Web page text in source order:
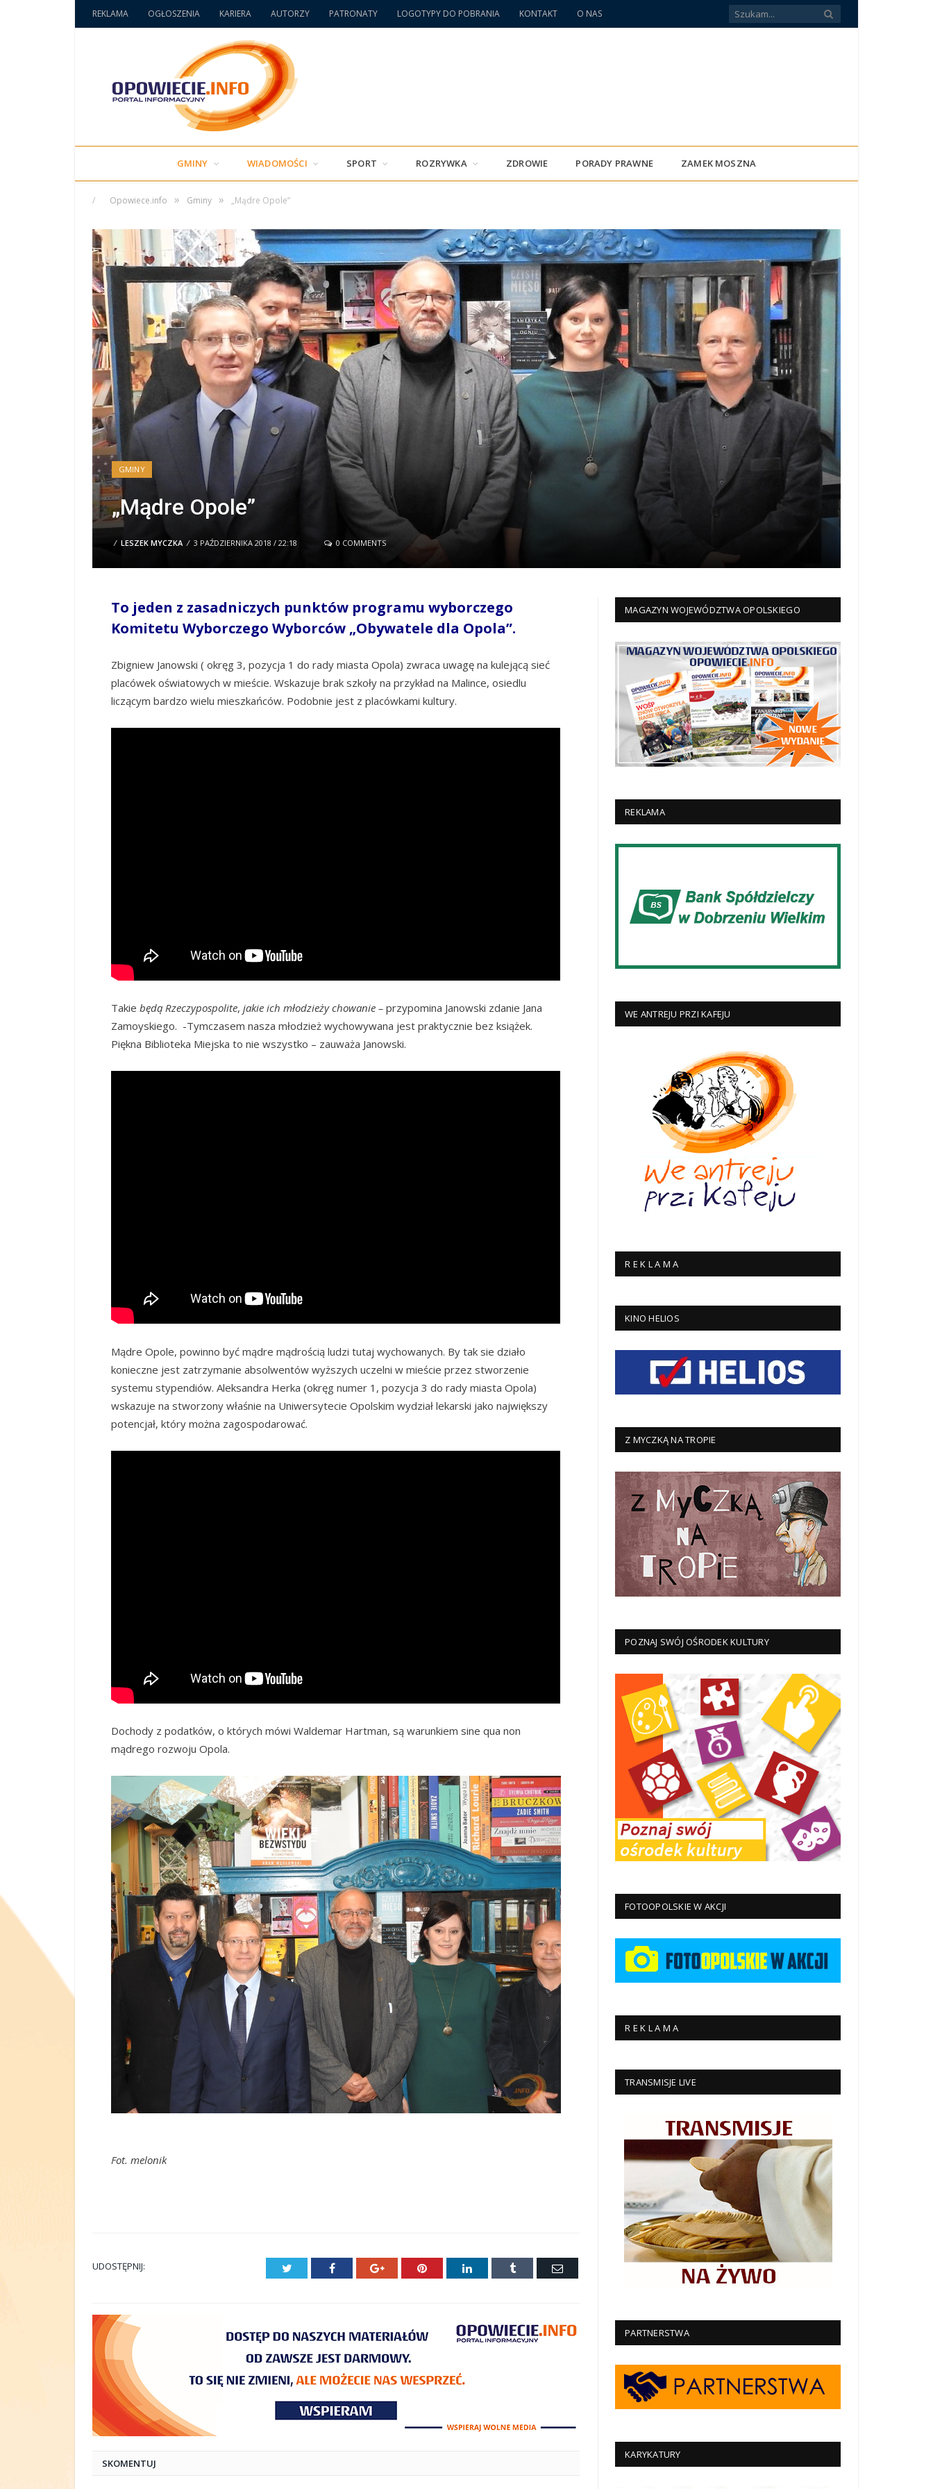
REKLAMA OGŁOSZENIA KARIERA AUTORZY PATRONATY LOGOTYPY DO POBRANIA KONTAKT O NAS
GMINY WIADOMOŚCI SPORT ROZRYWKA ZDROWIE PORADY PRAWNE ZAMEK MOSZNA
/ Opowiece.info » Gminy » „Mądre Opole”
GMINY
„Mądre Opole”
/ LESZEK MYCZKA / 3 PAŹDZIERNIKA 2018 / 22:18 0 COMMENTS
To jeden z zasadniczych punktów programu wyborczego
Komitetu Wyborczego Wyborców „Obywatele dla Opola”.
Zbigniew Janowski ( okręg 3, pozycja 1 do rady miasta Opola) zwraca uwagę na kulejącą sieć
placówek oświatowych w mieście. Wskazuje brak szkoły na przykład na Malince, osiedlu
liczącym bardzo wielu mieszkańców. Podobnie jest z placówkami kultury.
Takiebędą Rzeczypospolite,jakie ich młodzieży chowanie –przypomina Janowski zdanie Jana
Zamoyskiego. -Tymczasem nasza młodzież wychowywana jest praktycznie bez książek.
Piękna Biblioteka Miejska to nie wszystko – zauważa Janowski.
Mądre Opole, powinno być mądre mądrością ludzi tutaj wychowanych. By tak sie działo
konieczne jest zatrzymanie absolwentów wyższych uczelni w mieście przez stworzenie
systemu stypendiów. Aleksandra Herka (okręg numer 1, pozycja 3 do rady miasta Opola)
wskazuje na stworzony właśnie na Uniwersytecie Opolskim wydział lekarski jako największy
potencjał, który można zagospodarować.
Dochody z podatków, o których mówi Waldemar Hartman, są warunkiem sine qua non
mądrego rozwoju Opola.
Fot. melonik
UDOSTĘPNIJ: Twitter Facebook Google+ Pinterest LinkedIn Tumblr
E-
SKOMENTUJ
MAGAZYN WOJEWÓDZTWA OPOLSKIEGO
REKLAMA
WE ANTREJU PRZI KAFEJU
R E K L A M A
KINO HELIOS
Z MYCZKĄ NA TROPIE
POZNAJ SWÓJ OŚRODEK KULTURY
FOTOOPOLSKIE W AKCJI
R E K L A M A
TRANSMISJE LIVE
PARTNERSTWA
KARYKATURY